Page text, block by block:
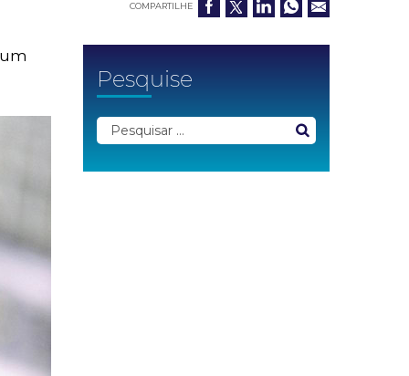
COMPARTILHE
Pesquise